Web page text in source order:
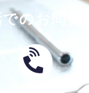
のお問合